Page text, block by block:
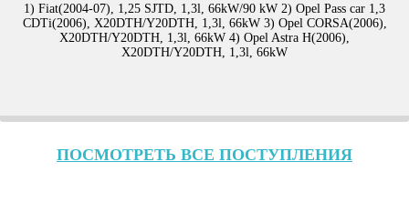
1) Fiat(2004-07), 1,25 SJTD, 1,3l, 66kW/90 kW 2) Opel Pass car 1,3
CDTi(2006), X20DTH/Y20DTH, 1,3l, 66kW 3) Opel CORSA(2006),
X20DTH/Y20DTH, 1,3l, 66kW 4) Opel Astra H(2006),
X20DTH/Y20DTH, 1,3l, 66kW
ПОСМОТРЕТЬ ВСЕ ПОСТУПЛЕНИЯ